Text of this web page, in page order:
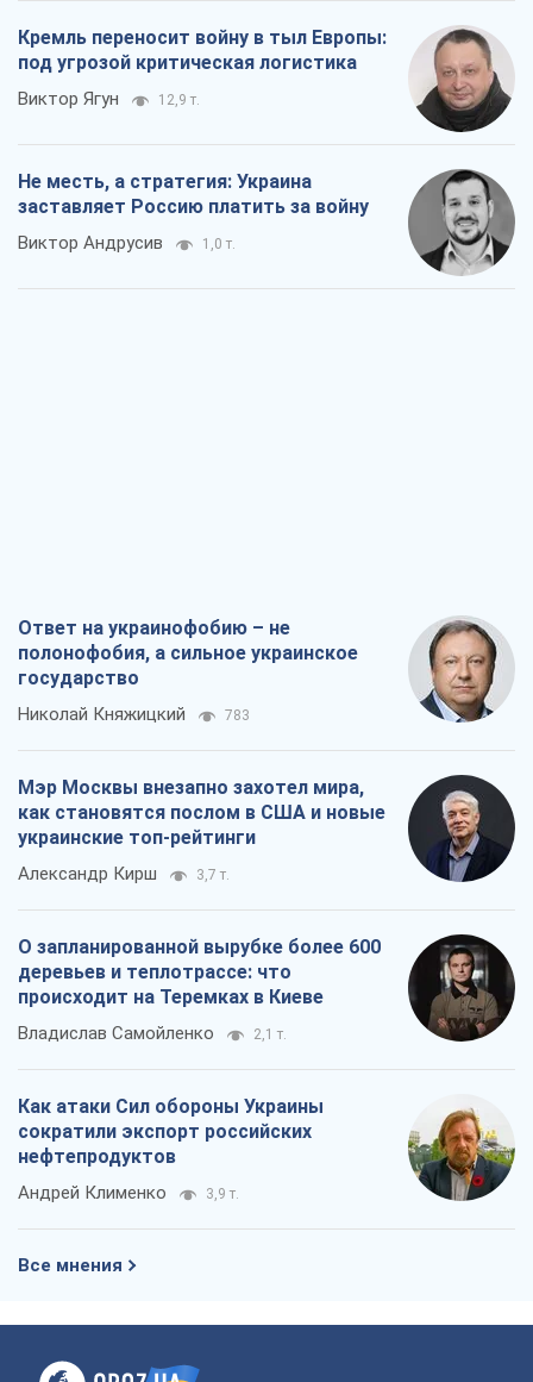
Кремль переносит войну в тыл Европы:
под угрозой критическая логистика
Виктор Ягун 12,9 т.
Не месть, а стратегия: Украина
заставляет Россию платить за войну
Виктор Андрусив 1,0 т.
Ответ на украинофобию – не
полонофобия, а сильное украинское
государство
Николай Княжицкий 783
Мэр Москвы внезапно захотел мира,
как становятся послом в США и новые
украинские топ-рейтинги
Александр Кирш 3,7 т.
О запланированной вырубке более 600
деревьев и теплотрассе: что
происходит на Теремках в Киеве
Владислав Самойленко 2,1 т.
Как атаки Сил обороны Украины
сократили экспорт российских
нефтепродуктов
Андрей Клименко 3,9 т.
Все мнения